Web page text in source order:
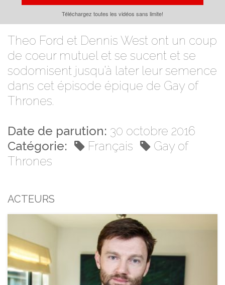
Téléchargez toutes les vidéos sans limite!
Theo Ford et Dennis West ont un coup
de coeur mutuel et se sucent et se
sodomisent jusqu’à later leur semence
dans cet épisode épique de Gay of
Thrones.
Date de parution: 30 octobre 2016
Catégorie:
Français
Gay of
Thrones
ACTEURS